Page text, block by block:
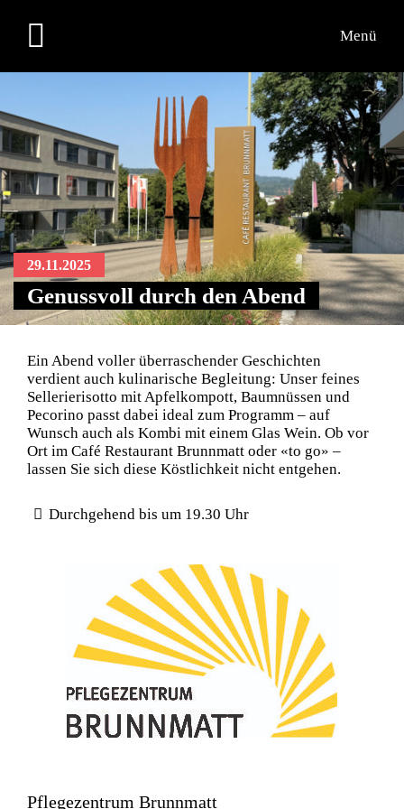
Menü
29.11.2025
Genussvoll durch den Abend
Ein Abend voller überraschender Geschichten
verdient auch kulinarische Begleitung: Unser feines
Sellerierisotto mit Apfelkompott, Baumnüssen und
Pecorino passt dabei ideal zum Programm – auf
Wunsch auch als Kombi mit einem Glas Wein. Ob vor
Ort im Café Restaurant Brunnmatt oder «to go» –
lassen Sie sich diese Köstlichkeit nicht entgehen.
Durchgehend bis um 19.30 Uhr
Pflegezentrum Brunnmatt